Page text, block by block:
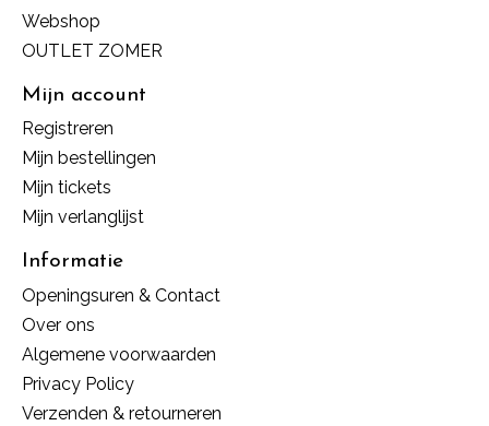
Webshop
OUTLET ZOMER
Mijn account
Registreren
Mijn bestellingen
Mijn tickets
Mijn verlanglijst
Informatie
Openingsuren & Contact
Over ons
Algemene voorwaarden
Privacy Policy
Verzenden & retourneren